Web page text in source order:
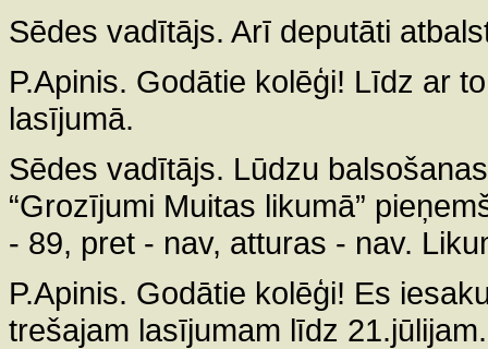
Sēdes vadītājs. Arī deputāti
P.Apinis. Godātie kolēģi! Līdz ar
lasījumā.
Sēdes vadītājs. Lūdzu
“Grozījumi Muitas likumā”
- 89, pret - nav, atturas - nav.
P.Apinis. Godātie kolēģi! Es
trešajam lasījumam līdz 21.jūlijam.